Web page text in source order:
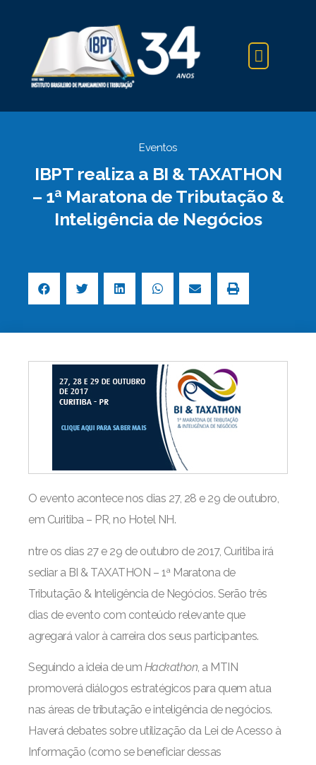
Eventos
IBPT realiza a BI & TAXATHON
– 1ª Maratona de Tributação &
Inteligência de Negócios
O evento acontece nos dias 27, 28 e 29 de outubro,
em Curitiba – PR, no Hotel NH.
ntre os dias 27 e 29 de outubro de 2017, Curitiba irá
sediar a BI & TAXATHON – 1ª Maratona de
Tributação & Inteligência de Negócios. Serão três
dias de evento com conteúdo relevante que
agregará valor à carreira dos seus participantes.
Seguindo a ideia de um Hackathon, a MTIN
promoverá diálogos estratégicos para quem atua
nas áreas de tributação e inteligência de negócios.
Haverá debates sobre utilização da Lei de Acesso à
Informação (como se beneficiar dessas